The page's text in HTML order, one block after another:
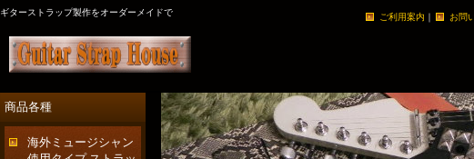
ギターストラップ製作をオーダーメイドで ご利用案内 ｜ お問
商品各種
海外ミュージシャン